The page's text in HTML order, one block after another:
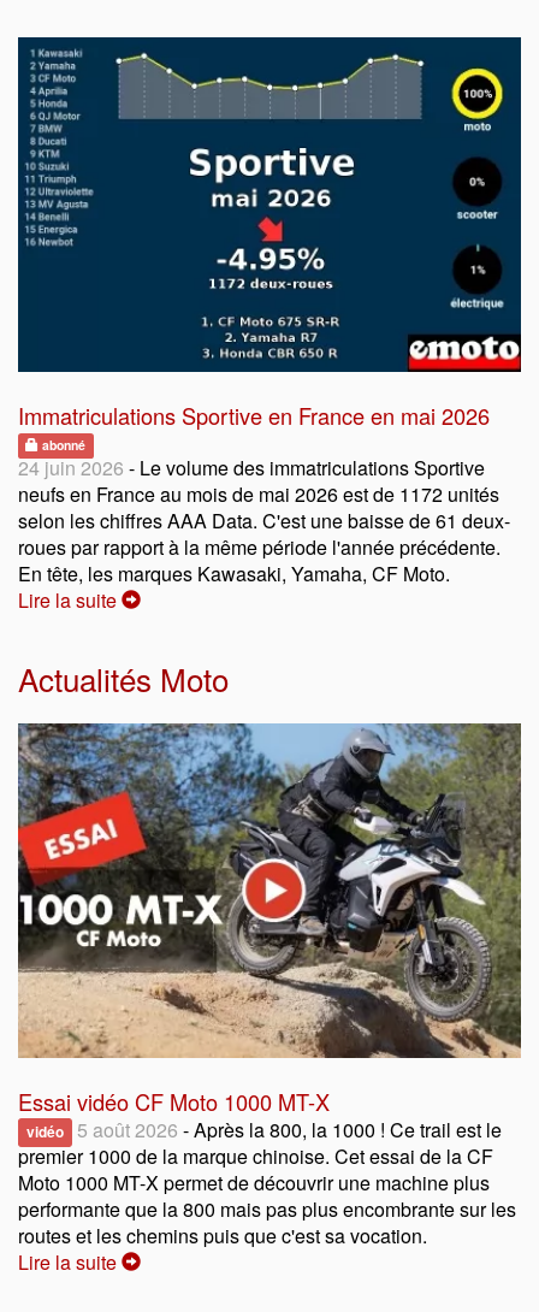
Immatriculations Sportive en France en mai 2026
abonné
24 juin 2026 - Le volume des immatriculations Sportive
neufs en France au mois de mai 2026 est de 1172 unités
selon les chiffres AAA Data. C'est une baisse de 61 deux-
roues par rapport à la même période l'année précédente.
En tête, les marques Kawasaki, Yamaha, CF Moto.
Lire la suite
Actualités Moto
Essai vidéo CF Moto 1000 MT-X
vidéo 5 août 2026 - Après la 800, la 1000 ! Ce trail est le
premier 1000 de la marque chinoise. Cet essai de la CF
Moto 1000 MT-X permet de découvrir une machine plus
performante que la 800 mais pas plus encombrante sur les
routes et les chemins puis que c'est sa vocation.
Lire la suite